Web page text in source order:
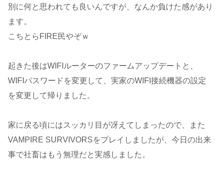
別に何と思われても良いんですが、なんか負けた感があり
ます。
こちとらFIRE民やぞｗ
起きた後はWIFIルーターのファームアップデートと、
WIFIパスワードを変更して、実家のWIFI接続機器の設定
を変更して帰りました。
家に戻る頃にはスッカリ目が冴えてしまったので、また
VAMPIRE SURVIVORSをプレイしましたが、今日の出来
事で社畜はもう無理だと実感しました。